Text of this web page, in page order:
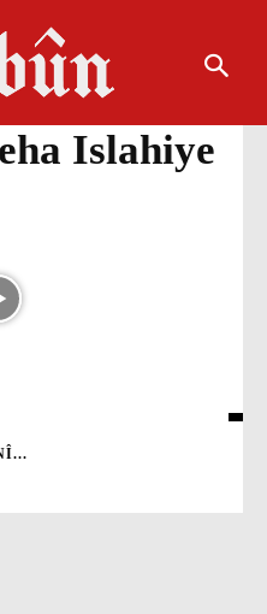
Islahiye